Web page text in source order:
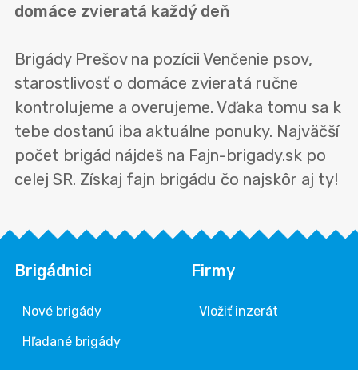
domáce zvieratá každý deň
Brigády Prešov na pozícii Venčenie psov,
starostlivosť o domáce zvieratá ručne
kontrolujeme a overujeme. Vďaka tomu sa k
tebe dostanú iba aktuálne ponuky. Najväčší
počet brigád nájdeš na Fajn-brigady.sk po
celej SR. Získaj fajn brigádu čo najskôr aj ty!
Brigádnici
Nové brigády
Hľadané brigády
Firmy
Vložiť inzerát